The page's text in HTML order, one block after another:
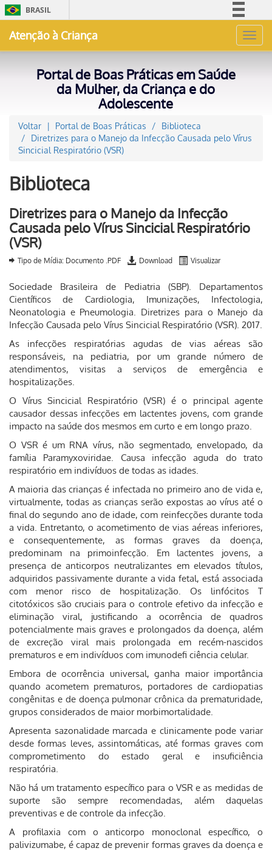
BRASIL
Acesso à informação
Atenção à Criança
Portal de Boas Práticas em Saúde
da Mulher, da Criança e do
Adolescente
Voltar Portal de Boas Práticas
Biblioteca
Diretrizes para o Manejo da Infecção Causada pelo Vírus
Sincicial Respiratório (VSR)
Biblioteca
Diretrizes para o Manejo da Infecção
Causada pelo Vírus Sincicial Respiratório
(VSR)
Tipo de Mídia: Documento .PDF Download Visualizar
Sociedade Brasileira de Pediatria (SBP). Departamentos
Científicos de Cardiologia, Imunizações, Infectologia,
Neonatologia e Pneumologia. Diretrizes para o Manejo da
Infecção Causada pelo Vírus Sincicial Respiratório (VSR). 2017.
As infecções respiratórias agudas de vias aéreas são
responsáveis, na pediatria, por um grande número de
atendimentos, visitas a serviços de emergência e
hospitalizações.
O Vírus Sincicial Respiratório (VSR) é o principal agente
causador dessas infecções em lactentes jovens, com grande
impacto na saúde dos mesmos em curto e em longo prazo.
O VSR é um RNA vírus, não segmentado, envelopado, da
família Paramyxoviridae. Causa infecção aguda do trato
respiratório em indivíduos de todas as idades.
A maioria das crianças é infectada no primeiro ano de vida e,
virtualmente, todas as crianças serão expostas ao vírus até o
final do segundo ano de idade, com reinfecções durante toda
a vida. Entretanto, o acometimento de vias aéreas inferiores,
e consequentemente, as formas graves da doença,
predominam na primoinfecção. Em lactentes jovens, a
presença de anticorpos neutralizantes em elevados títulos,
adquiridos passivamente durante a vida fetal, está associada
com menor risco de hospitalização. Os linfócitos T
citotóxicos são cruciais para o controle efetivo da infecção e
eliminação viral, justificando a ocorrência de quadros
potencialmente mais graves e prolongados da doença, além
de excreção viral mais prolongada em recém-nascidos
prematuros e em indivíduos com imunodefi ciência celular.
Embora de ocorrência universal, ganha maior importância
quando acometem prematuros, portadores de cardiopatias
congênitas e de doença pulmonar crônica da prematuridade,
grupos considerados de maior morbimortalidade.
Apresenta sazonalidade marcada e clinicamente pode variar
desde formas leves, assintomáticas, até formas graves com
comprometimento do estado geral e insuficiência
respiratória.
Não há um tratamento específico para o VSR e as medidas de
suporte são sempre recomendadas, além daquelas
preventivas e de controle da infecção.
A profilaxia com o anticorpo monoclonal específico, o
palivizumabe, é capaz de prevenir formas graves da doença e